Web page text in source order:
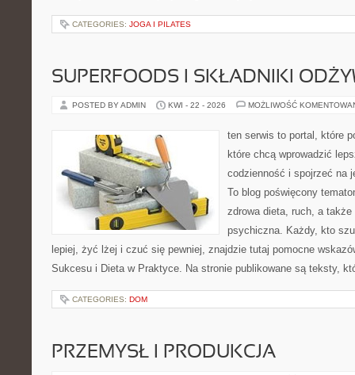
CATEGORIES: JOGA I PILATES
SUPERFOODS I SKŁADNIKI
POSTED BY ADMIN KWI - 22 - 2026 MOŻLIWOŚĆ
ten serwis to portal, które
które chcą wprowadzić
codzienność i spojrzeć na
To blog poświęcony
zdrowa dieta, ruch, a
psychiczna. Każdy, kto
lepiej, żyć lżej i czuć się pewniej, znajdzie tutaj pomocne
Sukcesu i Dieta w Praktyce. Na stronie publikowane są teksty,
CATEGORIES: DOM
PRZEMYSŁ I PRODUKCJA